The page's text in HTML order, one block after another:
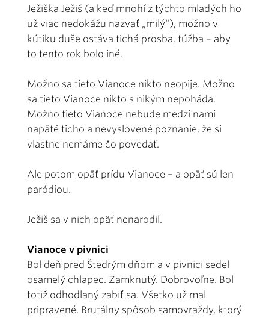
Ježiška Ježiš (a keď mnohí z týchto mladých ho
už viac nedokážu nazvať „milý“), možno v
kútiku duše ostáva tichá prosba, túžba – aby
to tento rok bolo iné.
Možno sa tieto Vianoce nikto neopije. Možno
sa tieto Vianoce nikto s nikým nepoháda.
Možno tieto Vianoce nebude medzi nami
napäté ticho a nevyslovené poznanie, že si
vlastne nemáme čo povedať.
Ale potom opäť prídu Vianoce – a opäť sú len
paródiou.
Ježiš sa v nich opäť nenarodil.
Vianoce v pivnici
Bol deň pred Štedrým dňom a v pivnici sedel
osamelý chlapec. Zamknutý. Dobrovoľne. Bol
totiž odhodlaný zabiť sa. Všetko už mal
pripravené. Brutálny spôsob samovraždy, ktorý